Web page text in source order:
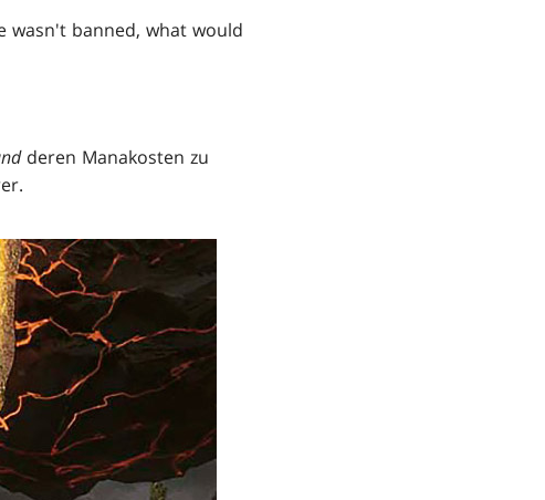
wasn't banned, what would
deren Manakosten zu